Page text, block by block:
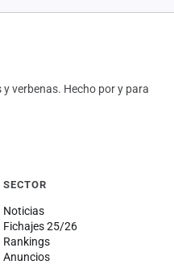
verbenas. Hecho por y para
SECTOR
Noticias
Fichajes 25/26
Rankings
Anuncios